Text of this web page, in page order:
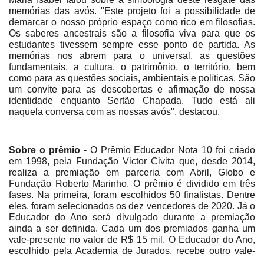
memórias das avós. "Este projeto foi a possibilidade de
demarcar o nosso próprio espaço como rico em filosofias.
Os saberes ancestrais são a filosofia viva para que os
estudantes tivessem sempre esse ponto de partida. As
memórias nos abrem para o universal, as questões
fundamentais, a cultura, o patrimônio, o território, bem
como para as questões sociais, ambientais e políticas. São
um convite para as descobertas e afirmação de nossa
identidade enquanto Sertão Chapada. Tudo está ali
naquela conversa com as nossas avós", destacou.
Sobre o prêmio- O Prêmio Educador Nota 10 foi criado
em 1998, pela Fundação Victor Civita que, desde 2014,
realiza a premiação em parceria com Abril, Globo e
Fundação Roberto Marinho. O prêmio é dividido em três
fases. Na primeira, foram escolhidos 50 finalistas. Dentre
eles, foram selecionados os dez vencedores de 2020. Já o
Educador do Ano será divulgado durante a premiação
ainda a ser definida. Cada um dos premiados ganha um
vale-presente no valor de R$ 15 mil. O Educador do Ano,
escolhido pela Academia de Jurados, recebe outro vale-